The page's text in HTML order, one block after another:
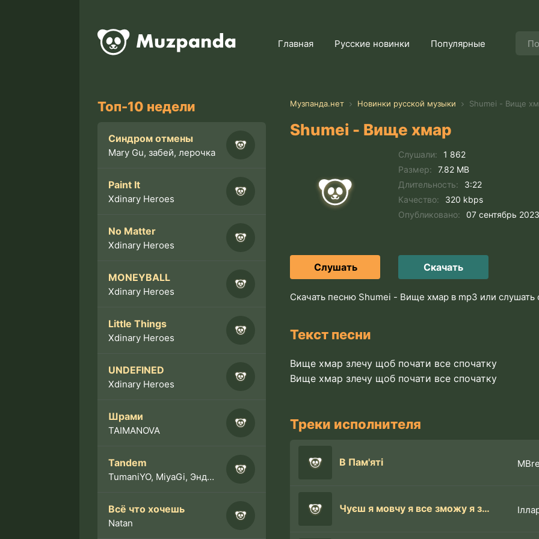
Главная Русские новинки Популярные
Топ-10 недели
Синдром отмены
Mary Gu, забей, лерочка
Paint It
Xdinary Heroes
No Matter
Xdinary Heroes
MONEYBALL
Xdinary Heroes
Little Things
Xdinary Heroes
UNDEFINED
Xdinary Heroes
Шрами
TAIMANOVA
Tandem
TumaniYO, MiyaGi, Эндшпиль
Всё что хочешь
Natan
Музпанда.нет Новинки русской музыки Shumei - Вище
Shumei - Вище хмар
Слушали:
1 862
Размер:
7.82 MB
Длительность:
3:22
Качество:
320 kbps
Опубликовано:
07 сентябрь 2023
Слушать Скачать
Скачать песню Shumei - Вище хмар в mp3 или слушать
Текст песни
Вище хмар злечу щоб почати все спочатку
Вище хмар злечу щоб почати все спочатку
Треки исполнителя
В Пам'яті
Чуєш я мовчу я все зможу я злечу